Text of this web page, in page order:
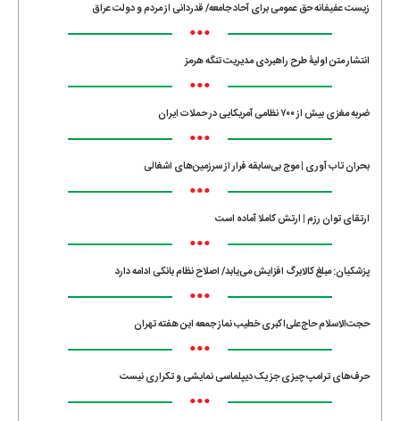
زیست عفیفانه حق عمومی برای آحاد جامعه/ قدردانی از مردم و دولت عراق
•••
انتشار متن اولیۀ طرح راهبردی مدیریت تنگه هرمز
•••
ضربه مغزی بیش از ۷۰۰ نظامی آمریکایی در حملات ایران
•••
بحران تاب آوری | موج بی‌سابقه فرار از سرزمین‌های اشغالی
•••
ارتقای توان رزم | ارتش کاملا آماده است
•••
پزشکیان: مبلغ کالابرگ افزایش می‌یابد/ اصلاح نظام بانکی ادامه دارد
•••
حجت‌الاسلام حاج‌علی‌اکبری خطیب نماز جمعه این هفته تهران
•••
حرف‌های ترامپ چیزی جز یک دیپلماسی نمایشی و تکراری نیست
•••